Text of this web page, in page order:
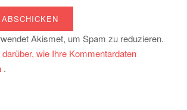
Akismet, um Spam zu reduzieren.
wie Ihre Kommentardaten
.